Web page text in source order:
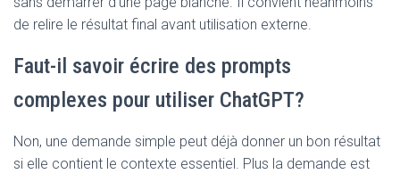
de relire le résultat final avant utilisation externe.
Faut-il savoir écrire des prompts
complexes pour utiliser ChatGPT?
Non, une demande simple peut déjà donner un bon résultat
si elle contient le contexte essentiel. Plus la demande est